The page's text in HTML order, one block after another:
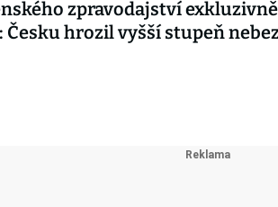
zpravodajství
Česku hrozil vyšší stupeň